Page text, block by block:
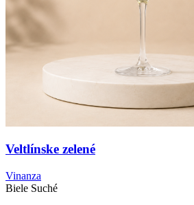
Veltlínske zelené
Vinanza
Biele Suché